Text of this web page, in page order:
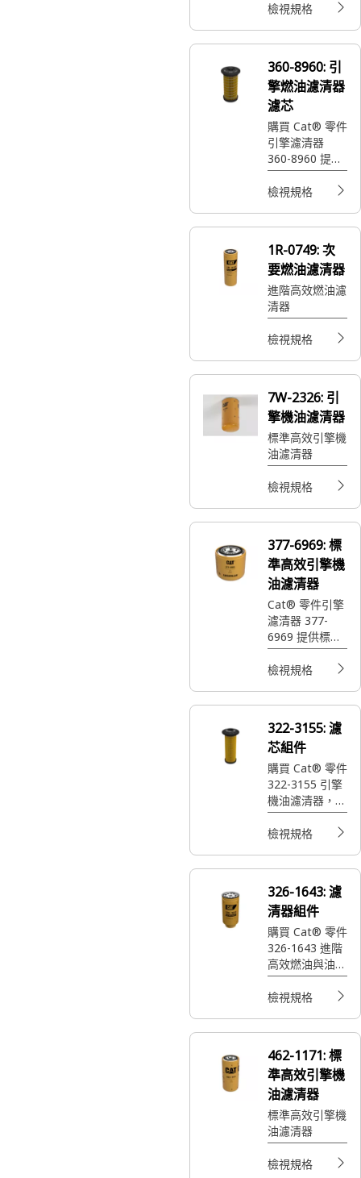
檢視規格
360-8960: 引
擎燃油濾清器
濾芯
購買 Cat® 零件
引擎濾清器
360-8960 提供
超高效，可保護
機具並維持順暢
檢視規格
1R-0749:次
要燃油濾清器
進階高效燃油濾
清器
檢視規格
7W-2326: 引
擎機油濾清器
標準高效引擎機
油濾清器
檢視規格
377-6969:標
準高效引擎機
油濾清器
Cat® 零件引擎
濾清器 377-
6969 提供標準
高效，可保護機
具引擎並維持順
檢視規格
322-3155:濾
芯組件
購買 Cat® 零件
322-3155 引擎
機油濾清器，提
供標準高效，可
保護機具引擎並
檢視規格
326-1643:濾
清器組件
購買 Cat® 零件
326-1643 進階
高效燃油與油水
分離器，可去除
100% 游離水與
較小的污染物，
同時延長次級濾
清器與噴油器壽
命。
檢視規格
462-1171:標
準高效引擎機
油濾清器
標準高效引擎機
油濾清器
檢視規格